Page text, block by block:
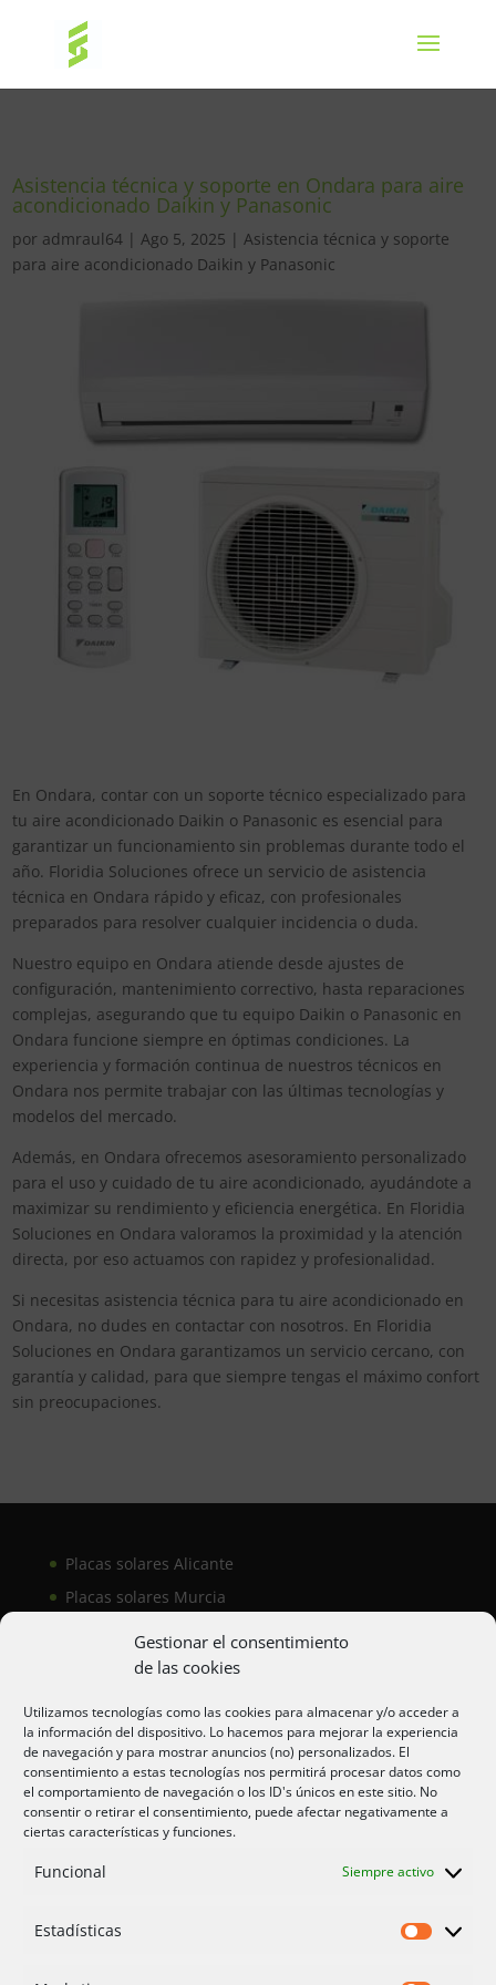
Gestionar el consentimiento
de las cookies
Utilizamos tecnologías como las cookies para almacenar y/o acceder a
la información del dispositivo. Lo hacemos para mejorar la experiencia
de navegación y para mostrar anuncios (no) personalizados. El
consentimiento a estas tecnologías nos permitirá procesar datos como
el comportamiento de navegación o los ID's únicos en este sitio. No
consentir o retirar el consentimiento, puede afectar negativamente a
ciertas características y funciones.
Funcional Siempre activo
Estadísticas
Asistencia técnica y soporte en Ondara para aire
acondicionado Daikin y Panasonic
por admraul64 |Ago 5, 2025 |Asistencia técnica y soporte
para aire acondicionado Daikin y Panasonic
En Ondara, contar con un soporte técnico especializado para
tu aire acondicionado Daikin o Panasonic es esencial para
garantizar un funcionamiento sin problemas durante todo el
año. Floridia Soluciones ofrece un servicio de asistencia
técnica en Ondara rápido y eficaz, con profesionales
preparados para resolver cualquier incidencia o duda.
Nuestro equipo en Ondara atiende desde ajustes de
configuración, mantenimiento correctivo, hasta reparaciones
complejas, asegurando que tu equipo Daikin o Panasonic en
Ondara funcione siempre en óptimas condiciones. La
experiencia y formación continua de nuestros técnicos en
Ondara nos permite trabajar con las últimas tecnologías y
modelos del mercado.
Además, en Ondara ofrecemos asesoramiento personalizado
para el uso y cuidado de tu aire acondicionado, ayudándote a
maximizar su rendimiento y eficiencia energética. En Floridia
Soluciones en Ondara valoramos la proximidad y la atención
directa, por eso actuamos con rapidez y profesionalidad.
Si necesitas asistencia técnica para tu aire acondicionado en
Ondara, no dudes en contactar con nosotros. En Floridia
Soluciones en Ondara garantizamos un servicio cercano, con
garantía y calidad, para que siempre tengas el máximo confort
sin preocupaciones.
Placas solares Alicante
Placas solares Murcia
Aire acondicionado Alicante
Aire acondicionador Murcia
Aire acondicionado San Juan
Privacidad